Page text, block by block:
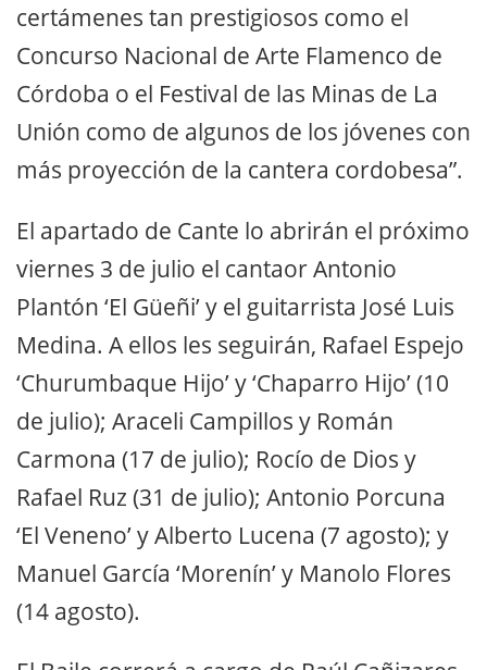
certámenes tan prestigiosos como el
Concurso Nacional de Arte Flamenco de
Córdoba o el Festival de las Minas de La
Unión como de algunos de los jóvenes con
más proyección de la cantera cordobesa”.
El apartado de Cante lo abrirán el próximo
viernes 3 de julio el cantaor Antonio
Plantón ‘El Güeñi’ y el guitarrista José Luis
Medina. A ellos les seguirán, Rafael Espejo
‘Churumbaque Hijo’ y ‘Chaparro Hijo’ (10
de julio); Araceli Campillos y Román
Carmona (17 de julio); Rocío de Dios y
Rafael Ruz (31 de julio); Antonio Porcuna
‘El Veneno’ y Alberto Lucena (7 agosto); y
Manuel García ‘Morenín’ y Manolo Flores
(14 agosto).